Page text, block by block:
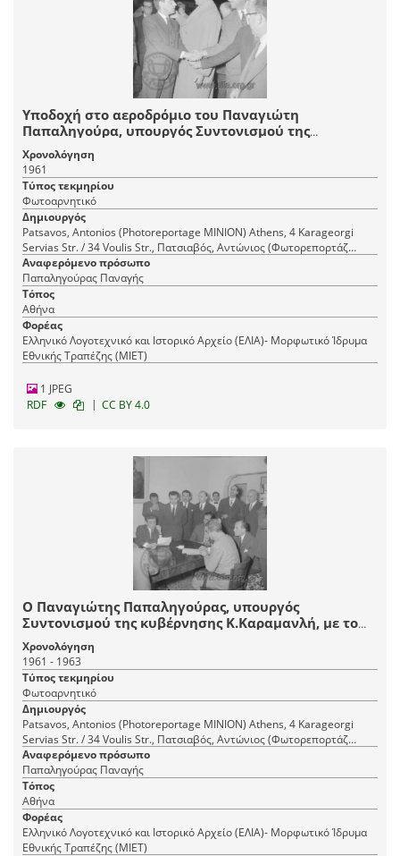
Υποδοχή στο αεροδρόμιο του Παναγιώτη
Παπαληγούρα, υπουργός Συντονισμού της
κυβέρνησης Κ.Καραμανλή.
Χρονολόγηση
1961
Τύπος τεκμηρίου
Φωτοαρνητικό
Δημιουργός
Patsavos, Antonios (Photoreportage ΜΙΝΙΟΝ) Athens, 4 Karageorgi
Servias Str. / 34 Voulis Str., Πατσιαβός, Αντώνιος (Φωτορεπορτάζ
ΜΙΝΙΟΝ) Αθήνα, Καραγεώργη Σερβίας 4 / Βουλής 34
Αναφερόμενο πρόσωπο
Παπαληγούρας Παναγής
Τόπος
Αθήνα
Φορέας
Ελληνικό Λογοτεχνικό και Ιστορικό Αρχείο (ΕΛΙΑ)- Μορφωτικό Ίδρυμα
Εθνικής Τραπέζης (ΜΙΕΤ)
1 JPEG
RDF
| CC BY 4.0
Ο Παναγιώτης Παπαληγούρας, υπουργός
Συντονισμού της κυβέρνησης Κ.Καραμανλή, με το
επιτελείο του.
Χρονολόγηση
1961 - 1963
Τύπος τεκμηρίου
Φωτοαρνητικό
Δημιουργός
Patsavos, Antonios (Photoreportage ΜΙΝΙΟΝ) Athens, 4 Karageorgi
Servias Str. / 34 Voulis Str., Πατσιαβός, Αντώνιος (Φωτορεπορτάζ
ΜΙΝΙΟΝ) Αθήνα, Καραγεώργη Σερβίας 4 / Βουλής 34
Αναφερόμενο πρόσωπο
Παπαληγούρας Παναγής
Τόπος
Αθήνα
Φορέας
Ελληνικό Λογοτεχνικό και Ιστορικό Αρχείο (ΕΛΙΑ)- Μορφωτικό Ίδρυμα
Εθνικής Τραπέζης (ΜΙΕΤ)